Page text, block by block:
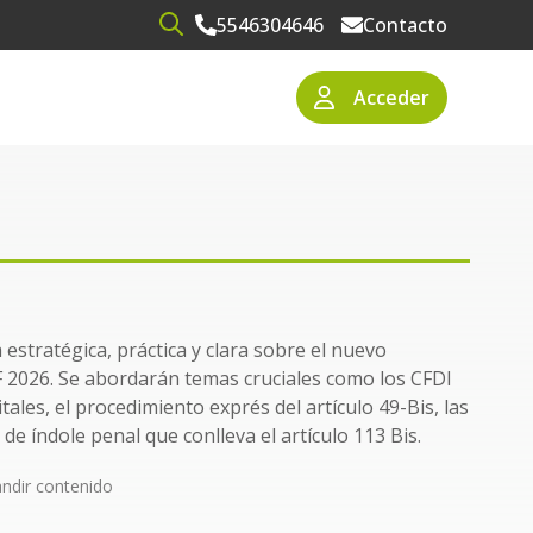
Open search5546304646 Contacto
Acceder
práctica y clara sobre el nuevo
Se abordarán temas cruciales como los CFDI
el procedimiento exprés del artículo 49-Bis, las
índole penal que conlleva el artículo 113 Bis.
contenido